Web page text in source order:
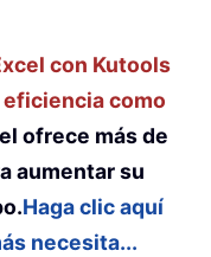
con Kutools
como
ofrece más de
aumentar su
Haga clic aquí
necesita...